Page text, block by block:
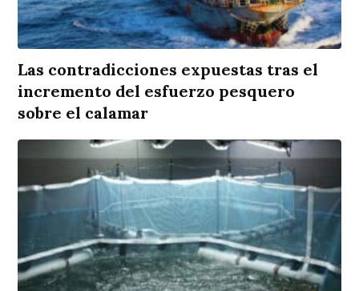
Las contradicciones expuestas tras el
incremento del esfuerzo pesquero
sobre el calamar